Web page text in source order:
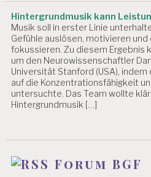
Z
L
EI
H
A
R
B
EI
T
A
Hintergrundmusik kann
Musik soll in erster Linie
Gefühle auslösen, motivieren und
fokussieren. Zu diesem Ergebnis
um den Neurowissenschaftler
Universität Stanford (USA),
auf die Konzentrationsfähigkeit
untersuchte. Das Team wollte
Hintergrundmusik […]
Forum BGF